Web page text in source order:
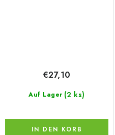
Auf Lager (2 ks)
€27,10
IN DEN KORB